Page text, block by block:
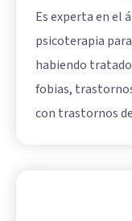
Es experta en el
psicoterapia
habiendo
fobias,
con trastornos